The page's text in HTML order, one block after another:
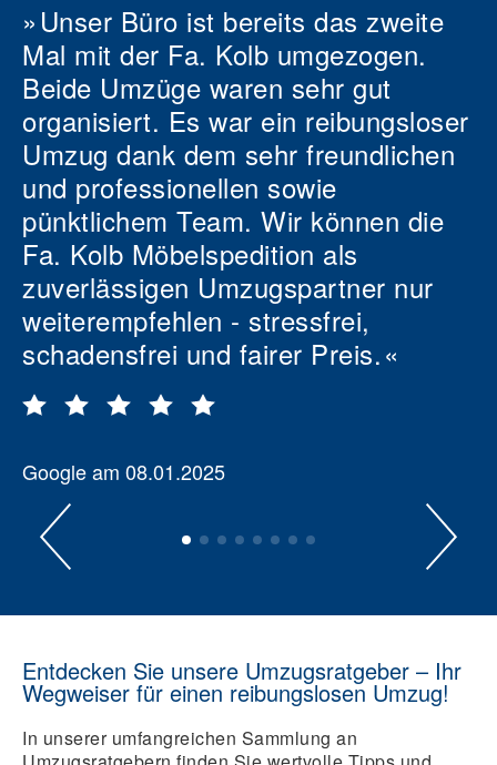
Unser Büro ist bereits das zweite
Mal mit der Fa. Kolb umgezogen.
Beide Umzüge waren sehr gut
organisiert. Es war ein reibungsloser
Umzug dank dem sehr freundlichen
und professionellen sowie
pünktlichem Team. Wir können die
Fa. Kolb Möbelspedition als
zuverlässigen Umzugspartner nur
weiterempfehlen - stressfrei,
schadensfrei und fairer Preis.
Google am 08.01.2025
Entdecken Sie unsere Umzugsratgeber – Ihr
Wegweiser für einen reibungslosen Umzug!
In unserer umfangreichen Sammlung an